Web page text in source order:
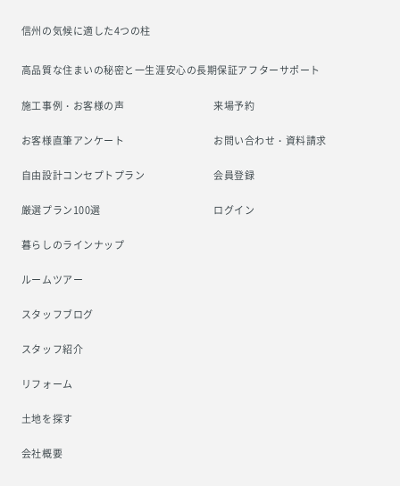
信州の気候に適した4つの柱
高品質な住まいの秘密と一生涯安心の長期保証アフターサポート
施工事例・お客様の声
お客様直筆アンケート
自由設計コンセプトプラン
厳選プラン100選
暮らしのラインナップ
ルームツアー
スタッフブログ
スタッフ紹介
リフォーム
土地を探す
会社概要
来場予約
お問い合わせ・資料請求
会員登録
ログイン